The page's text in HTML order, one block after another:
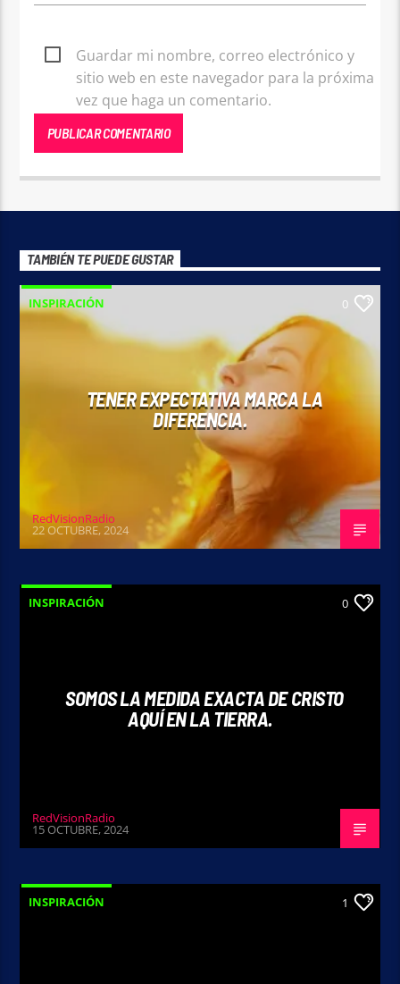
Guardar mi nombre, correo electrónico y
sitio web en este navegador para la próxima
vez que haga un comentario.
TAMBIÉN TE PUEDE GUSTAR
INSPIRACIÓN 0
TENER EXPECTATIVA MARCA LA
DIFERENCIA.
RedVisionRadio
22 OCTUBRE, 2024
INSPIRACIÓN 0
SOMOS LA MEDIDA EXACTA DE CRISTO
AQUÍ EN LA TIERRA.
RedVisionRadio
15 OCTUBRE, 2024
INSPIRACIÓN 1